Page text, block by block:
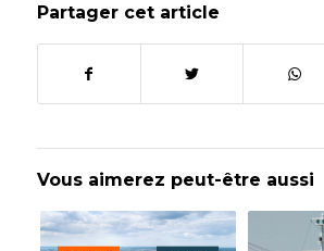
Partager cet article
Vous aimerez peut-être aussi